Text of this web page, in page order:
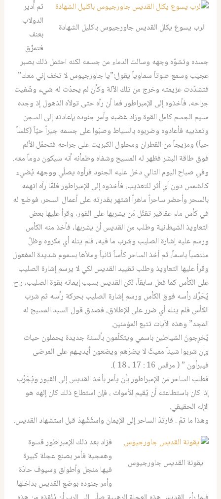
الرب يسوع يكلل القديس جاورجيوس باكليل الشهادة
ثم أُدير
الدولاب
بعنف
فتمزّق
جسده وتشوّه وجهه وسالت الدماء من جسمه لكنه احتمل ذلك بصبر
عجيب وسمع صوتاً سماوياً يقول:”يا جاورجيوس لا تخف إني معك”
فتشدّدت عزيمته وخرج من تلك الآلة وكأن لم يحدُث له شيء وشُفيت
جراحه، فأخذوه إلى الإمبراطور فما أن رآه حتى تولاّه الذهول إذ وجده
سليم الجسم كامل القوة وزاد غضبه وأمر جنوده بإعادته إلى السجن
وتعذيبه فأعادوه وضربوه بالسياط وصبّوا على جسمه جيراً حيّاً (كلساً
حياً) ومزيجاً من القطران ومحلول الكبريت على جراحه فتحمّل الألم
فوق طاقة البشر فظهر له المسيح وشفاه وطمأنه أنه سيكون دوماً معه.
وفي صباح اليوم التالي دخل عليه الجنود فرأوه يصلّي ووجهه يُضيء
كالشمس دون أي أثر للتعذيب، فأخذوه إلى الإمبراطور فلمّا رآه اتهمه
بالسحر وأحضر ساحراً ماهراً اشتهر بقدرته على أعمال السحر، فوضع له
في كأس ماء عقاقير تقتُل مَن يشربها على الفور، وقرأ عليها بعض
التعاويذ الشيطانية وطلب من القديس أن يشربها، فأخذ منه الكأس
ورسم عليه إشارة الصليب وشرب ما فيه، فلم ينله أي مكروه وظلّ
منتصباً باسماً، ثم أخذ الساحر كأساً ثانياً وملأها بسموم شديدة المفعول
وقرأ عليها التعاويذ وطلب تقييد القديس لكي لا يرسم إشارة الصليب
على الكأس كما فعل سابقاً، لكن القديس بسبب إيمانه بقوة الصليب، راح
يُحَرِّك رأسه فوق الكأس ورسم إشارة الصليب بحركة رأسه ثم شرب
الكأس فلم ينله أي ضرر على الإطلاق، فصدق قول السيد المسيح له
المجد” وهذه الآيات تتبع المؤمنين.
يُخرِجونَ الشياطين باسمي ويتكلّمون بألسنة جديدة يحملون حيات
وإن شربوا شيئاً مميتً لا يضرّهم ويضعون أيديـهم على المرضى
فيبرأون ” ( مرقس 16 : 17 ـ 18 ).
فطلب الساحر من الإمبراطور بأن يأمر بأخذ القديس إلى القبور ويُجَرِّب
إذا كان باستطاعته أن يُقيم الأموات ، فإن استطاع ذلك كان إلهه هو
الإله الحقيقي.
وهذا ما تمّ . فارتدّ الساحر إلى الإيمان واستُشْهِدَ قبل استشهاد القديس.
ايقونة القديس جاورجيوس
فزاد بعد ذلك الإمبراطور قسوة
وهمجية فأمر بصنع عجلة كبيرة
فيها منجل وأطواق وسيوف حادّة
وأمر جنوده بوضع القديس بداخلها